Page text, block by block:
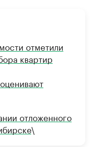
отметили
квартир
отложенного
\